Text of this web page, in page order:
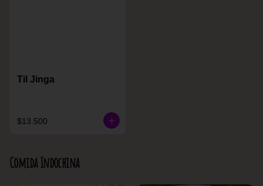
Til Jinga
$13.500
Comida Indochina